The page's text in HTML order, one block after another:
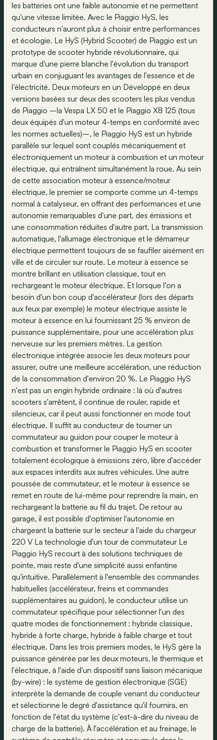
les batteries ont une faible autonomie et ne permettent
qu'une vitesse limitée. Avec le Piaggio HyS, les
conducteurs n'auront plus à choisir entre performances
et écologie. Le HyS (Hybrid Scooter) de Piaggio est un
prototype de scooter hybride révolutionnaire, qui
marque d'une pierre blanche l'évolution du transport
urbain en conjuguant les avantages de l'essence et de
l’électricité. Deux moteurs en un Développé en deux
versions basées sur deux des scooters les plus vendus
de Piaggio –la Vespa LX 50 et le Piaggio X8 125 (tous
deux équipés d'un moteur 4-temps en conformité avec
les normes actuelles)–, le Piaggio HyS est un hybride
parallèle sur lequel sont couplés mécaniquement et
électroniquement un moteur à combustion et un moteur
électrique, qui entraînent simultanément la roue. Au sein
de cette association moteur à essence/moteur
électrique, le premier se comporte comme un 4-temps
normal à catalyseur, en offrant des performances et une
autonomie remarquables d'une part, des émissions et
une consommation réduites d'autre part. La transmission
automatique, l'allumage électronique et le démarreur
électrique permettent toujours de se faufiler aisément en
ville et de circuler sur route. Le moteur à essence se
montre brillant en utilisation classique, tout en
rechargeant le moteur électrique. Et lorsque l'on a
besoin d'un bon coup d'accélérateur (lors des départs
aux feux par exemple) le moteur électrique assiste le
moteur à essence en lui fournissant 25 % environ de
puissance supplémentaire, pour une accélération plus
nerveuse sur les premiers mètres. La gestion
électronique intégrée associe les deux moteurs pour
assurer, outre une meilleure accélération, une réduction
de la consommation d'environ 20 %. Le Piaggio HyS
n'est pas un engin hybride ordinaire : là où d'autres
scooters s'arrêtent, il continue de rouler, rapide et
silencieux, car il peut aussi fonctionner en mode tout
électrique. Il suffit au conducteur de tourner un
commutateur au guidon pour couper le moteur à
combustion et transformer le Piaggio HyS en scooter
totalement écologique à émissions zéro, libre d'accéder
aux espaces interdits aux autres véhicules. Une autre
poussée de commutateur, et le moteur à essence se
remet en route de lui-même pour reprendre la main, en
rechargeant la batterie au fil du trajet. De retour au
garage, il est possible d'optimiser l'autonomie en
chargeant la batterie sur le secteur à l'aide du chargeur
220 V La technologie d'un tour de commutateur Le
Piaggio HyS recourt à des solutions techniques de
pointe, mais reste d'une simplicité aussi enfantine
qu'intuitive. Parallèlement à l'ensemble des commandes
habituelles (accélérateur, freins et commandes
supplémentaires au guidon), le conducteur utilise un
commutateur spécifique pour sélectionner l'un des
quatre modes de fonctionnement : hybride classique,
hybride à forte charge, hybride à faible charge et tout
électrique. Dans les trois premiers modes, le HyS gère la
puissance générée par les deux moteurs, le thermique et
l'électrique, à l'aide d'un dispositif sans liaison mécanique
(by-wire) : le système de gestion électronique (SGE)
interprète la demande de couple venant du conducteur
et sélectionne le degré d'assistance qu'il fournira, en
fonction de l'état du système (c'est-à-dire du niveau de
charge de la batterie). À l'accélération et au freinage, le